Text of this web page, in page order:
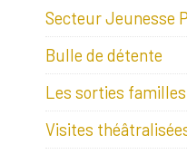
Secteur Jeunesse
Bulle de détente
Les sorties
Visites